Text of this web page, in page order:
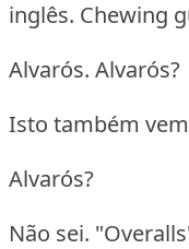
inglês. Chewing
Alvarós. Alvarós?
Isto também
Alvarós?
Não sei.